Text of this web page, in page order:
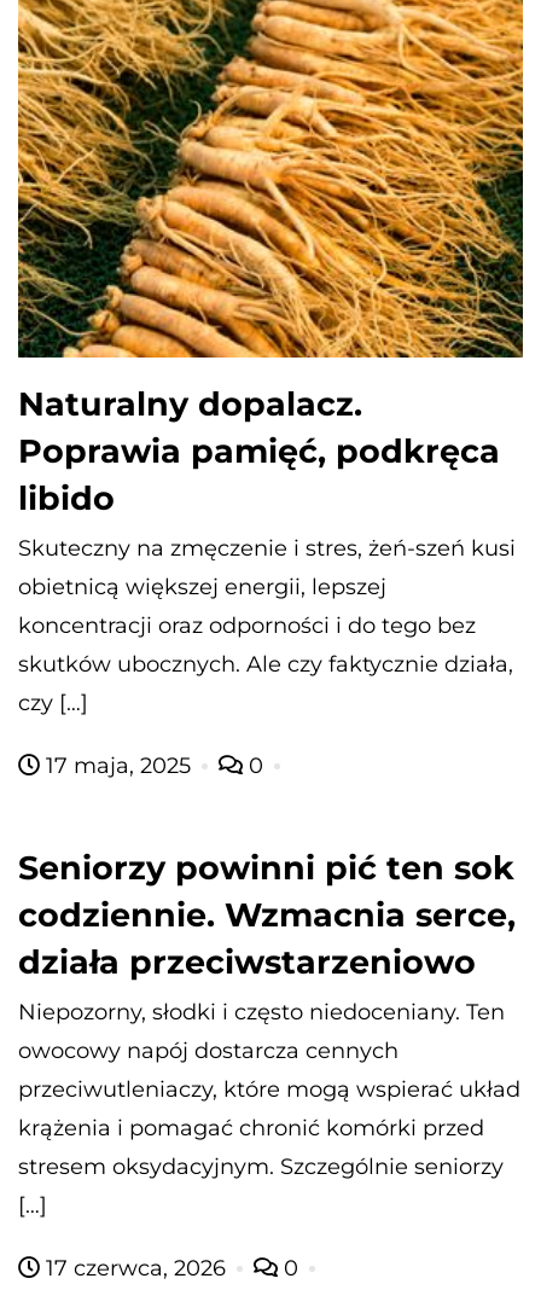
Naturalny dopalacz.
Poprawia pamięć, podkręca
libido
Skuteczny na zmęczenie i stres, żeń-szeń kusi
obietnicą większej energii, lepszej
koncentracji oraz odporności i do tego bez
skutków ubocznych. Ale czy faktycznie działa,
czy […]
17 maja, 2025 0
Seniorzy powinni pić ten sok
codziennie. Wzmacnia serce,
działa przeciwstarzeniowo
Niepozorny, słodki i często niedoceniany. Ten
owocowy napój dostarcza cennych
przeciwutleniaczy, które mogą wspierać układ
krążenia i pomagać chronić komórki przed
stresem oksydacyjnym. Szczególnie seniorzy
[…]
17 czerwca, 2026 0